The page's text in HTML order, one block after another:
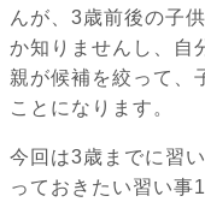
んが、3歳前後の子
か知りませんし、自
親が候補を絞って、
ことになります。
今回は3歳までに習
っておきたい習い事